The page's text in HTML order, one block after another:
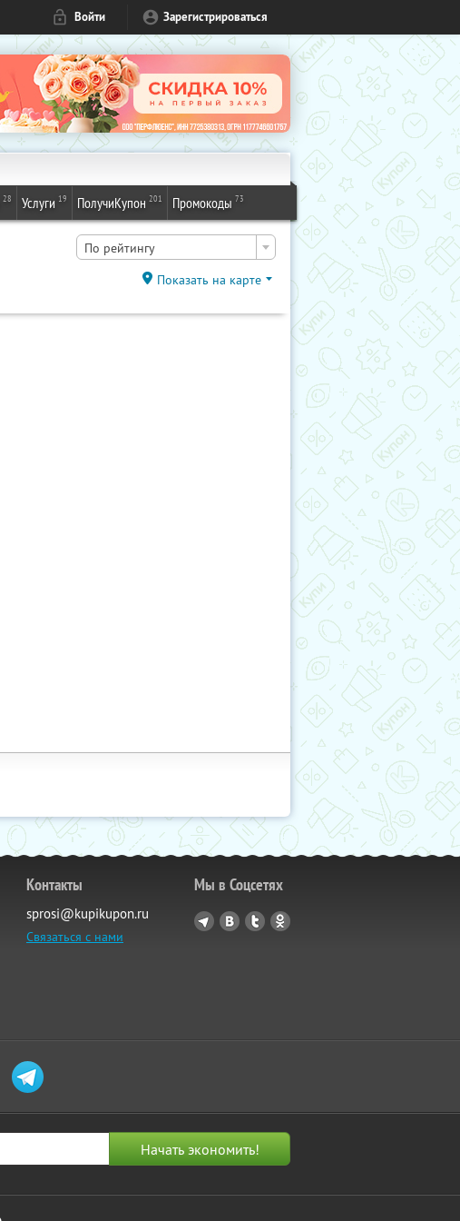
Войти Зарегистрироваться
28 Услуги 19 ПолучиКупон 201 Промокоды 73
По рейтингу
Показать на карте
Контакты
sprosi@kupikupon.ru
Связаться с нами
Мы в Соцсетях